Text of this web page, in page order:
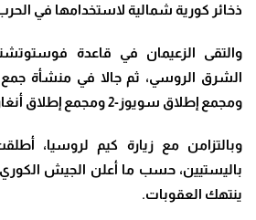
ذخائر كورية شمالية لاستخدامها في الحرب
والتقى الزعيمان في قاعدة
الشرق الروسي، ثم جالا في منشأة جمع
ومجمع إطلاق سويوز-2 ومجمع إطلاق أنغارا الذي لا يزال قيد البناء
وبالتزامن مع زيارة كيم لروسيا،
باليستيين، حسب ما أعلن الجيش الكوري
ينتهك العقوبات.